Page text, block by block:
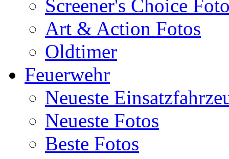
Screener's Choice
Art & Action Fotos
Oldtimer
Feuerwehr
Neueste
Neueste Fotos
Beste Fotos